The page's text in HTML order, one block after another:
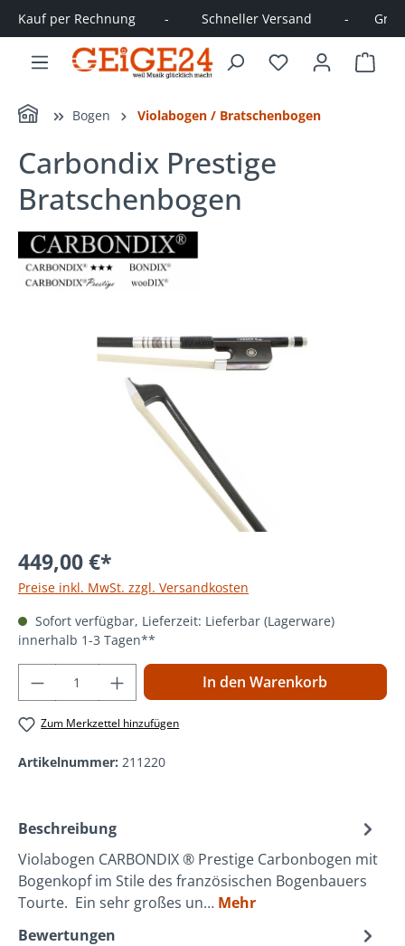
springen
Kauf per Rechnung        -         Schneller Versand         -
Home Bogen Violabogen / Bratschenbogen
Carbondix Prestige
Bratschenbogen
Bildergalerie überspringen
449,00 €*
Preise inkl. MwSt. zzgl. Versandkosten
Sofort verfügbar, Lieferzeit: Lieferbar (Lagerware)
innerhalb 1-3 Tagen**
Produkt Anzahl: Gib den gewünschten
In den Warenkorb
Zum Merkzettel hinzufügen
Artikelnummer: 211220
Beschreibung
Violabogen CARBONDIX ® Prestige Carbonbogen mit
Bogenkopf im Stile des französischen Bogenbauers
Tourte. Ein sehr großes un… Mehr
Bewertungen